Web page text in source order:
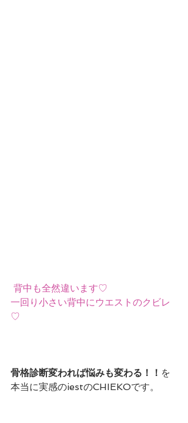
背中も全然違います♡
一回り小さい背中にウエストのクビレ
♡
骨格診断変われば悩みも変わる！！ を
本当に実感のiestのCHIEKOです。